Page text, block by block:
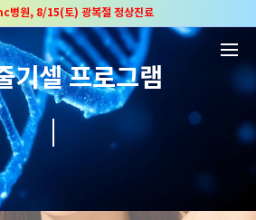
병원, 8/15(토) 광복절 정상진료
원, 2년 연속 "Awards 2관왕" 수상
365mc 보건복지부 장관상" 수상!
병원, 8/15(토) 광복절 정상진료
원, 2년 연속 "Awards 2관왕" 수상
보건복지부 장관상" 수상!
기셀 프로그램